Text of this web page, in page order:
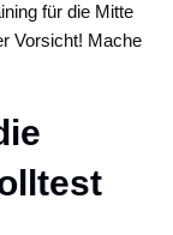
für die Mitte
Vorsicht! Mache